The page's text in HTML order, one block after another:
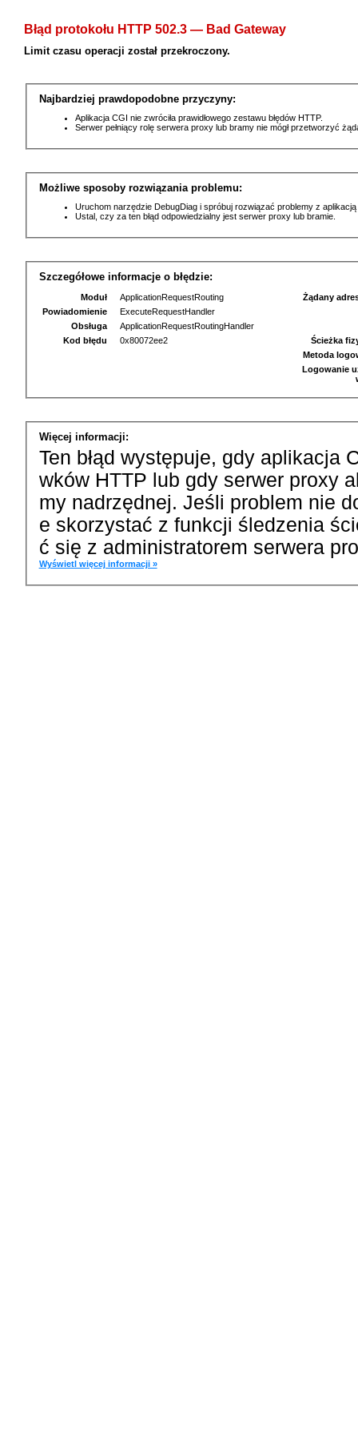
Błąd protokołu HTTP 502.3 — Bad Gateway
Limit czasu operacji został przekroczony.
Najbardziej prawdopodobne przyczyny:
Aplikacja CGI nie zwróciła prawidłowego zestawu błędów HTTP.
Serwer pełniący rolę serwera proxy lub bramy nie mógł przetworzyć
Możliwe sposoby rozwiązania problemu:
Uruchom narzędzie DebugDiag i spróbuj rozwiązać problemy z
Ustal, czy za ten błąd odpowiedzialny jest serwer proxy lub bramie.
Szczegółowe informacje o błędzie:
Moduł
ApplicationRequestRouting
Powiadomienie
ExecuteRequestHandler
Obsługa
ApplicationRequestRoutingHandler
Kod błędu
0x80072ee2
Żądany
Ścieżka
Metoda
Logowanie
Więcej informacji:
Ten błąd występuje, gdy aplikacja
wków HTTP lub gdy serwer proxy
my nadrzędnej. Jeśli problem nie
e skorzystać z funkcji śledzenia
ć się z administratorem serwera
Wyświetl więcej informacji »